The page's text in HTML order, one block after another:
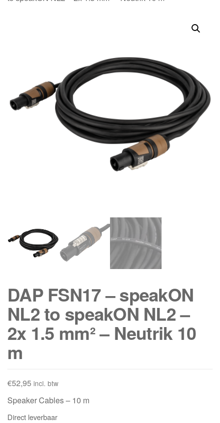
DAP FSN17 – speakON
NL2 to speakON NL2 –
2x 1.5 mm² – Neutrik 10
m
€52,95 incl. btw
Speaker Cables – 10 m
Direct leverbaar